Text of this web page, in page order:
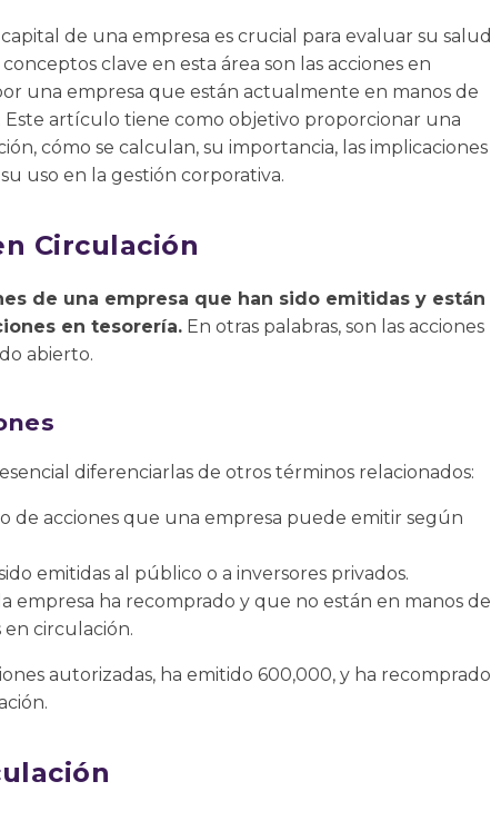
de una empresa es crucial para evaluar su salud
clave en esta área son las acciones en
una empresa que están actualmente en manos de
Este artículo tiene como objetivo proporcionar una
cómo se calculan, su importancia, las implicaciones
uso en la gestión corporativa.
Circulación
de una empresa que han sido emitidas y están
en tesorería. En otras palabras, son las acciones
abierto.
diferenciarlas de otros términos relacionados:
de acciones que una empresa puede emitir según
emitidas al público o a inversores privados.
empresa ha recomprado y que no están en manos de
en circulación.
autorizadas, ha emitido 600,000, y ha recomprado